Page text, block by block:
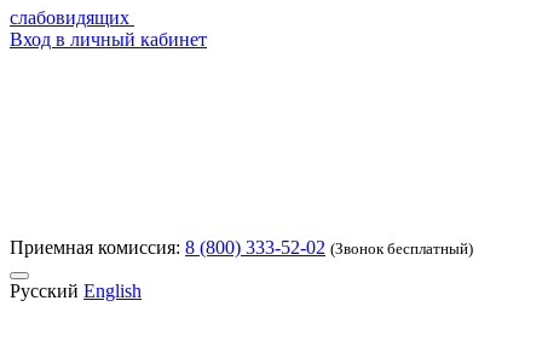
слабовидящих
Вход в личный кабинет
Приемная комиссия: 8 (800) 333-52-02 (Звонок бесплатный)
Русский English